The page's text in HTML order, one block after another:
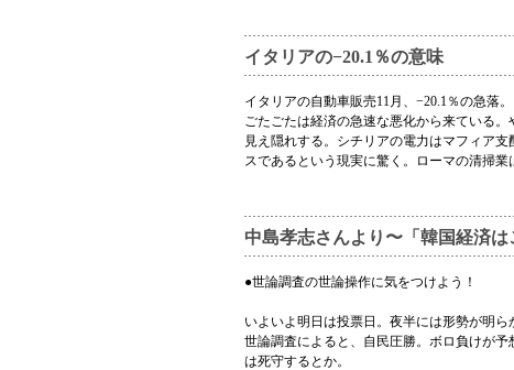
イタリアの−20.1％の意味
イタリアの自動車販売11月、−20.1％の急落
ごたごたは経済の急速な悪化から来ている
見え隠れする。シチリアの電力はマフィア
スであるという現実に驚く。ローマの清掃業
中島孝志さんより〜「韓国経済は
●世論調査の世論操作に気をつけよう！
いよいよ明日は投票日。夜半には形勢が明ら
世論調査によると、自民圧勝。ボロ負けが
は死守するとか。